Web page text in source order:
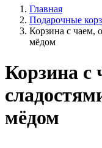
Главная
Подарочные
Корзина с чаем,
мёдом
Корзина с
мёдом